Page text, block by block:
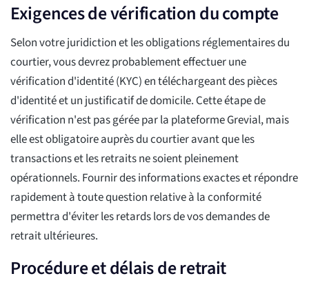
Exigences de vérification du compte
Selon votre juridiction et les obligations réglementaires du
courtier, vous devrez probablement effectuer une
vérification d'identité (KYC) en téléchargeant des pièces
d'identité et un justificatif de domicile. Cette étape de
vérification n'est pas gérée par la plateforme Grevial, mais
elle est obligatoire auprès du courtier avant que les
transactions et les retraits ne soient pleinement
opérationnels. Fournir des informations exactes et répondre
rapidement à toute question relative à la conformité
permettra d'éviter les retards lors de vos demandes de
retrait ultérieures.
Procédure et délais de retrait